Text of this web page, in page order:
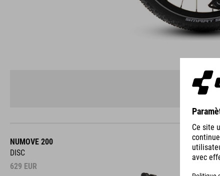
NUMOVE 200
DISC
629 EUR